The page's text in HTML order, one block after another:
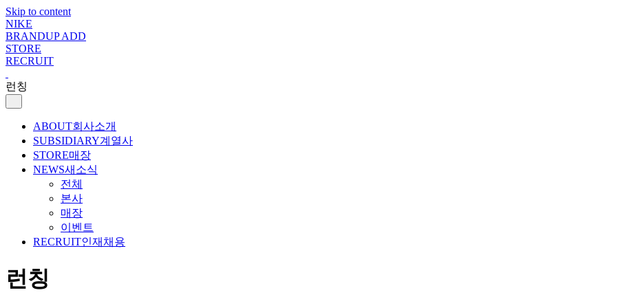
Skip to content
NIKE
BRANDUP ADD
STORE
RECRUIT
런칭
ABOUT회사소개
SUBSIDIARY계열사
STORE매장
NEWS새소식
전체
본사
매장
이벤트
RECRUIT인재채용
런칭